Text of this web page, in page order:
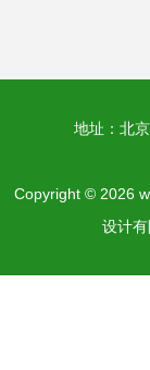
地址：北
Copyright © 2026
设计有